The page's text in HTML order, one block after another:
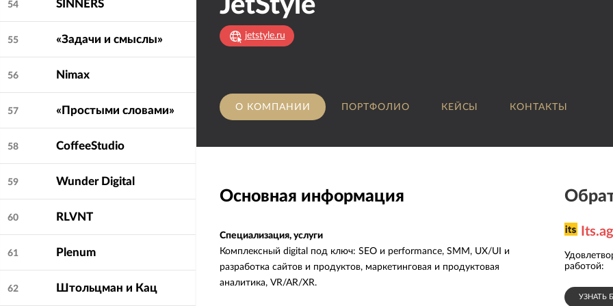
54 SINNERS
55 «Задачи и смыслы»
56 Nimax
57 «Простыми словами»
58 CoffeeStudio
59 Wunder Digital
60 RLVNT
61 Plenum
62 Штольцман и Кац
jetstyle.ru
О КОМПАНИИ ПОРТФОЛИО КЕЙСЫ КОНТАКТЫ
Основная информация
Специализация, услуги
Комплексный digital под ключ: SEO и performance, SMM, UX/UI и
разработка сайтов и продуктов, маркетинговая и продуктовая
аналитика, VR/AR/XR.
Средняя оценка
клиентами:
5.0
Удовлетворенность
работой:
УЗНАТЬ